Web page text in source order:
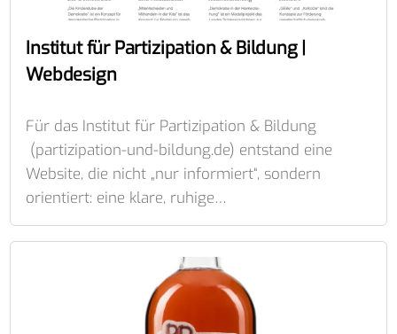
Institut für Partizipation & Bildung |
Webdesign
Für das Institut für Partizipation & Bildung
(partizipation-und-bildung.de) entstand eine
Website, die nicht „nur informiert“, sondern
orientiert: eine klare, ruhige…